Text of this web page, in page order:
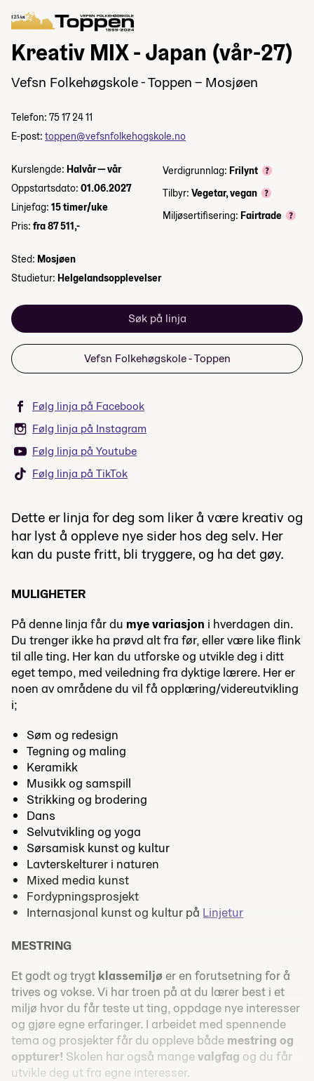
Kreativ MIX - Japan (vår-27)
Vefsn Folkehøgskole - Toppen – Mosjøen
Telefon: 75 17 24 11
E-post: toppen@vefsnfolkehogskole.no
Kurslengde: Halvår — vår
Oppstartsdato: 01.06.2027
Linjefag: 15 timer/uke
Pris: fra 87 511,-
Verdigrunnlag: Frilynt
Tilbyr: Vegetar, vegan
Miljøsertifisering: Fairtrade
Sted: Mosjøen
Studietur: Helgelandsopplevelser
Søk på linja
Vefsn Folkehøgskole - Toppen
Følg linja på Facebook
Følg linja på Instagram
Følg linja på Youtube
Følg linja på TikTok
Dette er linja for deg som liker å være kreativ og
har lyst å oppleve nye sider hos deg selv. Her
kan du puste fritt, bli tryggere, og ha det gøy.
MULIGHETER
På denne linja får du mye variasjon i hverdagen din.
Du trenger ikke ha prøvd alt fra før, eller være like flink
til alle ting. Her kan du utforske og utvikle deg i ditt
eget tempo, med veiledning fra dyktige lærere. Her er
noen av områdene du vil få opplæring/videreutvikling
i;
Søm og redesign
Tegning og maling
Keramikk
Musikk og samspill
Strikking og brodering
Dans
Selvutvikling og yoga
Sørsamisk kunst og kultur
Lavterskelturer i naturen
Mixed media kunst
Fordypningsprosjekt
Internasjonal kunst og kultur på Linjetur
MESTRING
Et godt og trygt klassemiljøer en forutsetning for å
trives og vokse. Vi har troen på at du lærer best i et
miljø hvor du får teste ut ting, oppdage nye interesser
og gjøre egne erfaringer. I arbeidet med spennende
tema og prosjekter får du oppleve både mestring og
oppturer! Skolen har også mangevalgfag og du får
utvikle deg ut fra egne interesser.